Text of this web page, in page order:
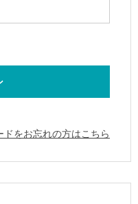
ドをお忘れの方はこちら